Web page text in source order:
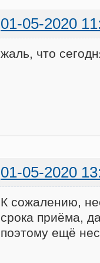
01-05-2020
жаль, что
01-05-2020
К сожалению,
срока приёма,
поэтому ещё